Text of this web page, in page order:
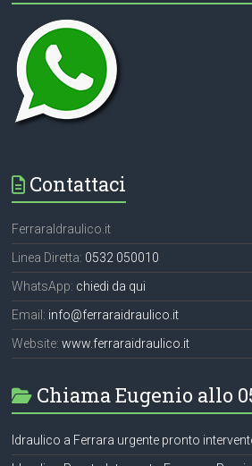
Contattaci
FerraraIdraulico.it
Linea Diretta: 0532 050010
WhatsApp: chiedi da qui
Email: info@ferraraidraulico.it
Website:www.ferraraidraulico.it
Chiama Eugenio allo
Idraulico a Ferrara urgente pronto